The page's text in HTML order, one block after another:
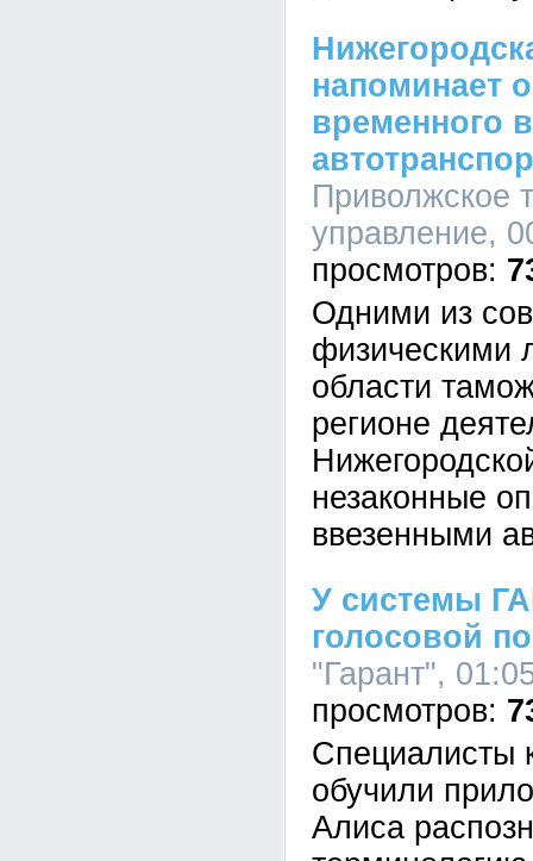
напоминает
временного
Приволжское
управление,
Одними из
физическими
области
регионе
незаконные
ввезенными
У системы
голосовой
"Гарант",
Специалисты
обучили
Алиса